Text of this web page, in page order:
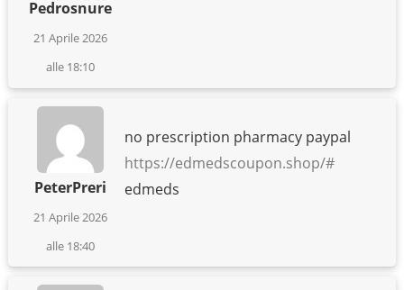
Pedrosnure
21 Aprile 2026
alle 18:10
PeterPreri
21 Aprile 2026
alle 18:40
no prescription pharmacy paypal
https://edmedscoupon.shop/#
edmeds